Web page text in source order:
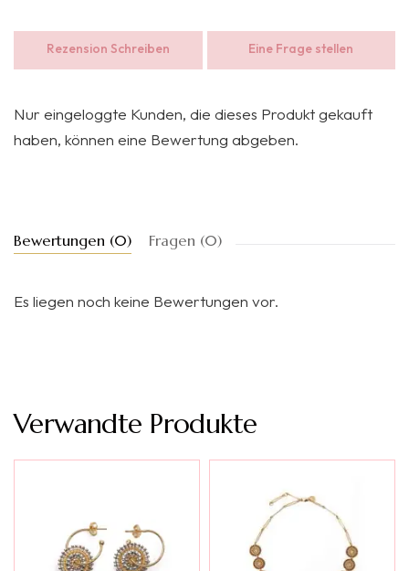
Rezension Schreiben Eine Frage stellen
Nur eingeloggte Kunden, die dieses Produkt gekauft
haben, können eine Bewertung abgeben.
Bewertungen (0) Fragen (0)
Es liegen noch keine Bewertungen vor.
Verwandte Produkte